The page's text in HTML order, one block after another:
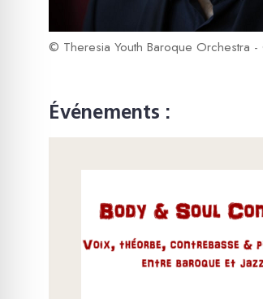
© Theresia Youth Baroque Orchestra -
Événements :